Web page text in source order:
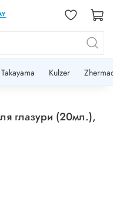
Takayama Kulzer
глазури (20мл.),